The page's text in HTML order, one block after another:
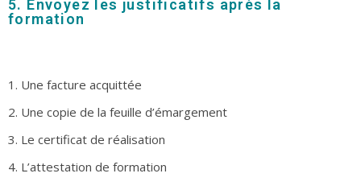
5. Envoyez les justificatifs après la
formation
1. Une facture acquittée
2. Une copie de la feuille d’émargement
3. Le certificat de réalisation
4. L’attestation de formation